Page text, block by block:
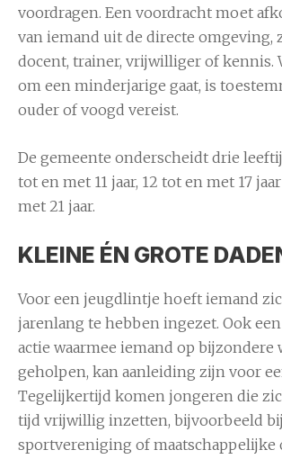
voordragen. Een voordracht moet
van iemand uit de directe omgeving,
docent, trainer, vrijwilliger of kennis.
om een minderjarige gaat, is
ouder of voogd vereist.
De gemeente onderscheidt drie
tot en met 11 jaar, 12 tot en met 17
met 21 jaar.
KLEINE ÉN GROTE
Voor een jeugdlintje hoeft iemand
jarenlang te hebben ingezet. Ook
actie waarmee iemand op bijzondere
geholpen, kan aanleiding zijn voor
Tegelijkertijd komen jongeren die
tijd vrijwillig inzetten, bijvoorbeeld
sportvereniging of maatschappelijke